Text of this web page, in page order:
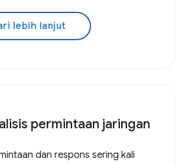
lebih lanjut
permintaan jaringan
dan respons sering kali